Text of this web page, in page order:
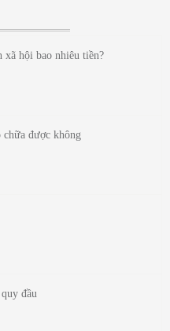
niên
xã hội bao nhiêu tiền?
được không
đầu